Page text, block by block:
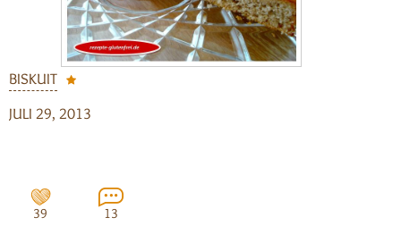
BISKUIT
JULI 29, 2013
39 13